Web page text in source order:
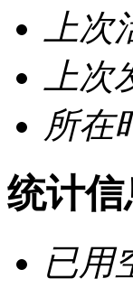
上
上
所在
统计信
已用